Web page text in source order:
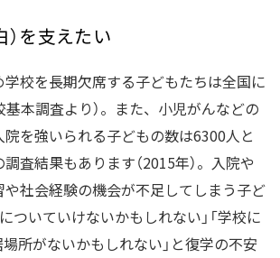
）を支えたい
校を長期欠席する子どもたちは全国に
基本調査より）。また、小児がんなどの
を強いられる子どもの数は6300人と
査結果もあります（2015年）。入院や
社会経験の機会が不足してしまう子ど
ついていけないかもしれない」「学校に
所がないかもしれない」と復学の不安